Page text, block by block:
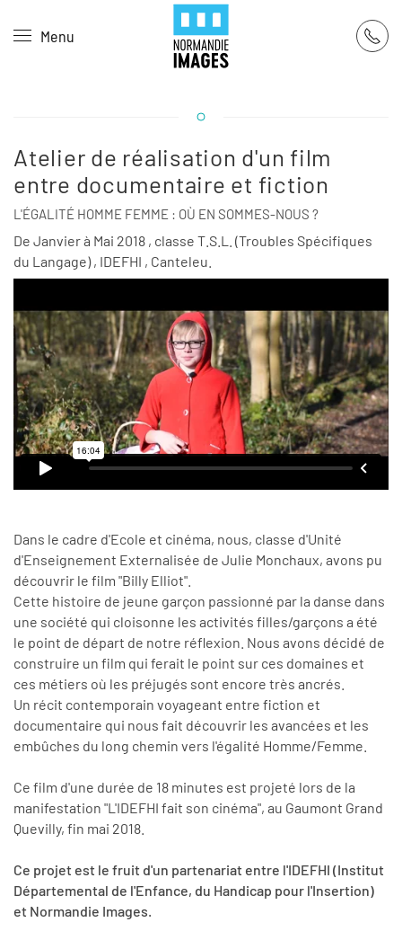
Skip to main content
Menu
Atelier de réalisation d'un film
entre documentaire et fiction
L'ÉGALITÉ HOMME FEMME : OÙ EN SOMMES-NOUS ?
De Janvier à Mai 2018 , classe T.S.L. (Troubles Spécifiques
du Langage) , IDEFHI , Canteleu.
Dans le cadre d'Ecole et cinéma, nous, classe d'Unité
d'Enseignement Externalisée de Julie Monchaux, avons pu
découvrir le film "Billy Elliot".
Cette histoire de jeune garçon passionné par la danse dans
une société qui cloisonne les activités filles/garçons a été
le point de départ de notre réflexion. Nous avons décidé de
construire un film qui ferait le point sur ces domaines et
ces métiers où les préjugés sont encore très ancrés.
Un récit contemporain voyageant entre fiction et
documentaire qui nous fait découvrir les avancées et les
embûches du long chemin vers l'égalité Homme/Femme.
Ce film d'une durée de 18 minutes est projeté lors de la
manifestation "L'IDEFHI fait son cinéma", au Gaumont Grand
Quevilly, fin mai 2018.
Ce projet est le fruit d'un partenariat entre l'IDEFHI (Institut
Départemental de l'Enfance, du Handicap pour l'Insertion)
et Normandie Images.
Panneau de gestion des cookies